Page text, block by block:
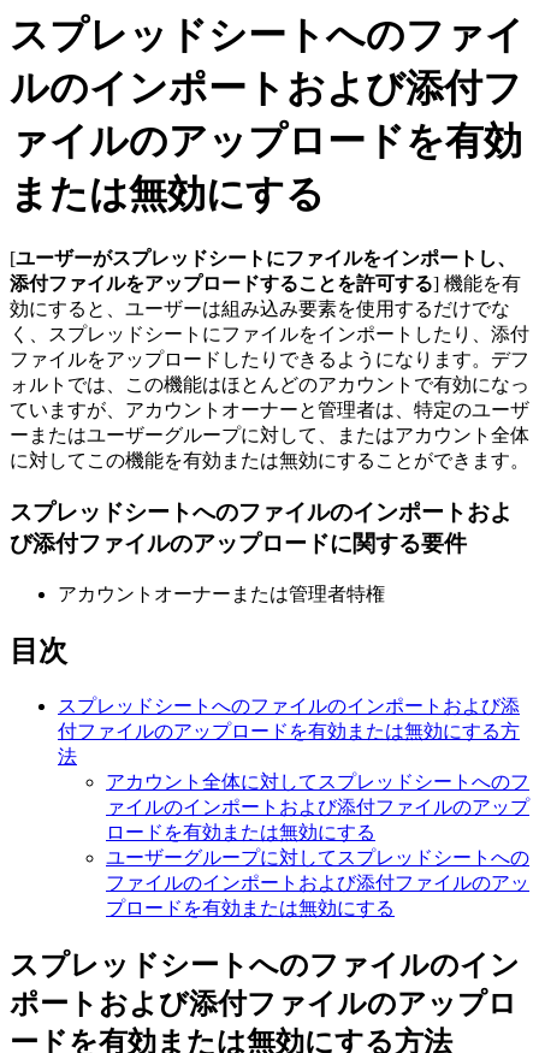
スプレッドシートへのファイ
ルのインポートおよび添付フ
ァイルのアップロードを有効
または無効にする
[ユーザーがスプレッドシートにファイルをインポートし、
添付ファイルをアップロードすることを許可する] 機能を有
効にすると、ユーザーは組み込み要素を使用するだけでな
く、スプレッドシートにファイルをインポートしたり、添付
ファイルをアップロードしたりできるようになります。デフ
ォルトでは、この機能はほとんどのアカウントで有効になっ
ていますが、アカウントオーナーと管理者は、特定のユーザ
ーまたはユーザーグループに対して、またはアカウント全体
に対してこの機能を有効または無効にすることができます。
スプレッドシートへのファイルのインポートおよ
び添付ファイルのアップロードに関する要件
アカウントオーナーまたは管理者特権
目次
スプレッドシートへのファイルのインポートおよび添
付ファイルのアップロードを有効または無効にする方
法
アカウント全体に対してスプレッドシートへのフ
ァイルのインポートおよび添付ファイルのアップ
ロードを有効または無効にする
ユーザーグループに対してスプレッドシートへの
ファイルのインポートおよび添付ファイルのアッ
プロードを有効または無効にする
スプレッドシートへのファイルのイン
ポートおよび添付ファイルのアップロ
ードを有効または無効にする方法